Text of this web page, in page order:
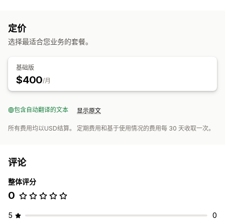
定价
选择最适合您业务的套餐。
基础版
$400/月
包含自动翻译的文本 显示原文
所有费用均以USD结算。 定期费用和基于使用情况的费用每 30 天收取一次。
评论
整体评分
0
5
0